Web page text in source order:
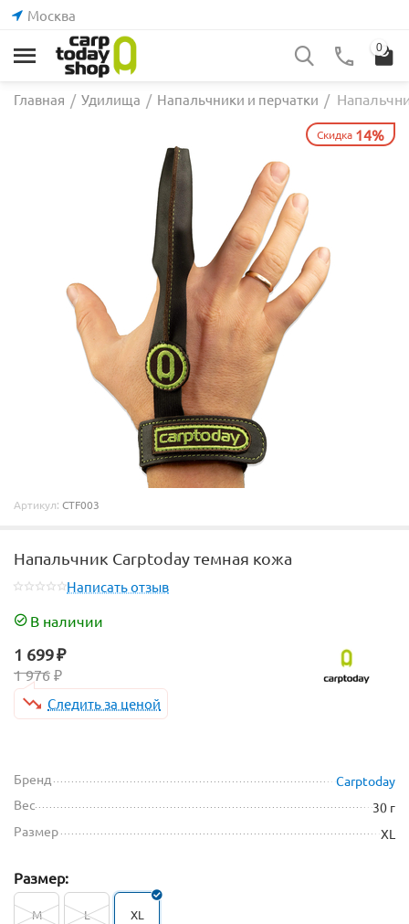
Москва
0
Главная / Удилища / Напальчники и перчатки /
Скидка 14%
Артикул: CTF003
Напальчник Carptoday темная кожа
Написать отзыв
В наличии
1 699₽
1 976 ₽
Следить за ценой
Бренд
Carptoday
Вес
30 г
Размер
XL
Размер:
M L XL